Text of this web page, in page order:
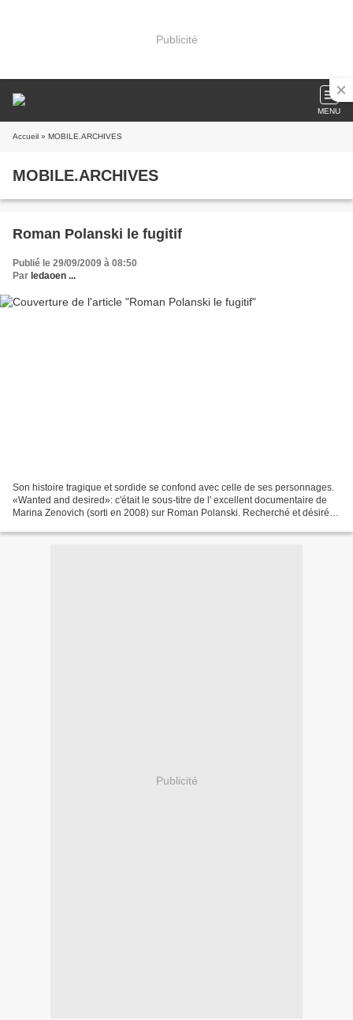
Publicité
MENU
Accueil » MOBILE.ARCHIVES
MOBILE.ARCHIVES
Roman Polanski le fugitif
Publié le 29/09/2009 à 08:50
Par ledaoen ...
Son histoire tragique et sordide se confond avec celle de ses personnages.
«Wanted and desired»: c'était le sous-titre de l' excellent documentaire de
Marina Zenovich (sorti en 2008) sur Roman Polanski. Recherché et désiré,
Publicité